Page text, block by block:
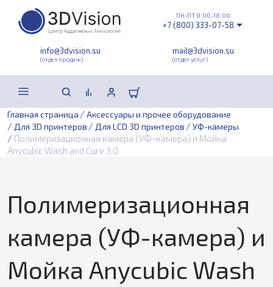
info@3dvision.su
(отдел продаж)
mail@3dvision.su
(отдел услуг)
ПН-ПТ 9:00-18:00
+7 (800) 333-07-58
Главная страница / Аксессуары и прочее оборудование
/ Для 3D принтеров / Для LCD 3D принтеров / УФ-камеры
/ Полимеризационная камера (УФ-камера) и Мойка
Anycubic Wash and Cure 3.0
Полимеризационная
камера (УФ-камера) и
Мойка Anycubic Wash